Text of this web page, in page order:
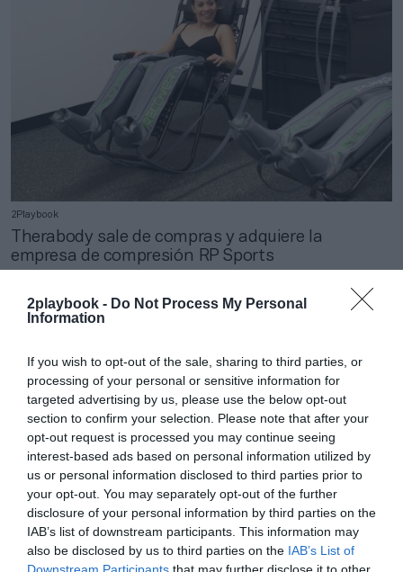
2playbook - Do Not Process My Personal
Information
If you wish to opt-out of the sale, sharing to third parties, or
processing of your personal or sensitive information for
targeted advertising by us, please use the below opt-out
section to confirm your selection. Please note that after your
opt-out request is processed you may continue seeing
interest-based ads based on personal information utilized by
us or personal information disclosed to third parties prior to
your opt-out. You may separately opt-out of the further
disclosure of your personal information by third parties on the
IAB’s list of downstream participants. This information may
also be disclosed by us to third parties on the IAB’s List of
Downstream Participants that may further disclose it to other
2Playbook
Therabody sale de compras y adquiere la
empresa de compresión RP Sports
2Playbook
Tempo capta más de 100 millones de dólares en